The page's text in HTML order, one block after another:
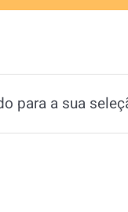
para a sua